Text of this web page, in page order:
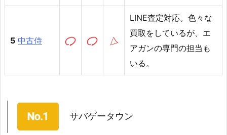
5 中古侍
LINE査定対応。色々な
買取をしているが、エ
アガンの専門の担当も
いる。
サバゲータウン